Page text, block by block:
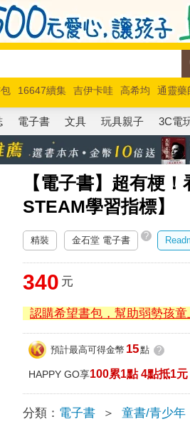
16647續集 吉伊卡哇 高希均
通靈藥
玩具總動員5 超慢跑
電子書 文具 玩具親子 3C電
【電子書】超有梗
STEAM學習指標】
精裝 金石堂 電子書 ?
340 元
認購希望書包，幫助弱勢孩童
預計最高可得金幣 15點 ?
HAPPY GO享100累1點 4點抵1元
分類： 電子書 ＞ 童書/青少年